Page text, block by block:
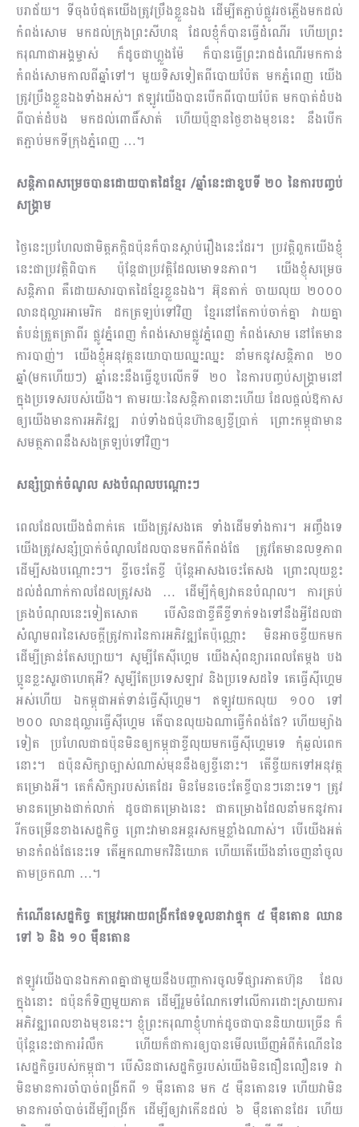
បរាជ័យ។ ទីចុងបំផុតយើងត្រូវប្រឹងខ្លួនឯង ដើម្បីតភ្ជាប់ផ្លូវរថភ្លើងមកដល់
កំពង់សោម មកដល់ក្រុងព្រះសីហនុ ដែលខ្ញុំក៏បានធ្វើដំណើរ ហើយព្រះ
ករុណាជាអង្គម្ចាស់ ក៏ដូចជាហ្លួងម៉ែ ក៏បានធ្វើព្រះរាជដំណើរមកកាន់
កំពង់សោមកាលពីឆ្នាំទៅ។ មួយទិសទៀតពីបោយប៉ែត មកភ្នំពេញ យើង
ត្រូវប្រឹងខ្លួនឯងទាំងអស់​។ ឥឡូវយើងបានបើកពីបោយប៉ែត មកបាត់ដំបង
ពីបាត់ដំបង មកដល់ពោធិ៍សាត់ ហើយប៉ុន្មានថ្ងៃខាងមុខនេះ នឹងបើក
តភ្ជាប់មកទីក្រុងភ្នំពេញ …។
សន្ដិភាពសម្រេចបានដោយបាតដៃខ្មែរ /ឆ្នាំនេះជាខួបទី ២០ នៃការបញ្ចប់
សង្គ្រាម
ថ្ងៃនេះប្រហែលជាមិត្តភក្តិជប៉ុនក៏បានស្តាប់រឿងនេះដែរ។ ប្រវត្តិពួកយើងខ្ញុំ
នេះជាប្រវត្តិពិបាក ប៉ុន្តែជាប្រវត្តិដែលមោទនភាព។ យើងខ្ញុំសម្រេច
សន្តិភាព គឺដោយសារបាតដៃខ្មែរខ្លួនឯង។ អ៊ុនតាក់ ចាយលុយ ២០០០
លានដុល្លារអាមេរិក ដកត្រឡប់ទៅវិញ ខ្មែរនៅតែកាប់ចាក់គ្នា វាយគ្នា
តំបន់ត្រួតត្រាពីរ ផ្លូវភ្នំពេញ កំពង់សោមផ្លូវភ្នំ​ពេញ កំពង់សោម នៅតែមាន
ការបាញ់។ យើងខ្ញុំអនុវត្តនយោបាយឈ្នះឈ្នះ នាំមកនូវសន្តិភាព ២០
ឆ្នាំ(មកហើយៗ) ឆ្នាំនេះនឹងធ្វើខួបលើកទី ២០ នៃការបញ្ចប់សង្គ្រាមនៅ
ក្នុងប្រទេសរបស់យើង។ តាមរយៈនៃសន្តិភាពនោះហើយ ដែលផ្តល់ឱកាស
ឲ្យយើងមានការអភិវឌ្ឍ រាប់ទាំងជប៉ុនហ៊ានឲ្យខ្ចីប្រាក់ ព្រោះកម្ពុជាមាន
សមត្ថភាពនឹងសងត្រឡប់ទៅវិញ។
សន្សំប្រាក់ចំណូល សងបំណុលបណ្តោះៗ
ពេលដែលយើងជំពាក់គេ យើងត្រូវសងគេ ទាំងដើមទាំងការ។ អញ្ចឹងទេ
យើងត្រូវសន្សំប្រាក់ចំណូលដែលបានមកពីកំពង់ផែ ត្រូវតែមានលទ្ធភាព
ដើម្បីសងបណ្តោះៗ។ ខ្ចីចេះតែខ្ចី ប៉ុន្តែអាសងចេះតែសង ព្រោះលុយខ្លះ
ដល់ដំណាក់កាលដែលត្រូវសង … ដើម្បីកុំឲ្យវាគនបំណុល។ ការគ្រប់
គ្រងបំណុលនេះទៀតសោត បើសិនជាខ្ចីគឺខ្ចីទាក់ទងទៅនឹងអ្វីដែលជា
សំណូមពរនៃសេចក្តីត្រូវការនៃការអភិវឌ្ឍតែប៉ុណ្ណោះ មិនអាចខ្ចីយកមក
ដើម្បីគ្រាន់តែសប្បាយ។ សូម្បីតែស៊ីហ្គេម យើងសុំពន្យារពេលតែម្តង បង
ប្អូនខ្លះសួរថាហេតុអី? សូម្បីតែប្រទេសឡាវ និងប្រទេសដទៃ គេធ្វើស៊ីហ្គេម
អស់ហើយ ឯកម្ពុជាអត់ទាន់ធ្វើស៊ីហ្គេម។ ឥឡូវយកលុយ ១០០ ទៅ
២០០ លានដុល្លារធ្វើស៊ីហ្គេម តើបានលុយឯណាធ្វើកំពង់ផែ? ហើយម្យ៉ាង
ទៀត ប្រហែលជាជប៉ុនមិនឲ្យកម្ពុជាខ្ចីលុយមកធ្វើស៊ីហ្គេមទេ កុំឆ្ងល់ពេក
នោះ។ ជប៉ុនសិក្សាច្បាស់ណាស់មុននឹងឲ្យខ្ចីនោះ។ តើខ្ចីយកទៅអនុវត្ត
គម្រោងអី។ គេក៏សិក្សារបស់គេដែរ មិនមែនចេះតែខ្ចីបានៗនោះទេ។ ត្រូវ
មានគម្រោងជាក់លាក់ ដូចជាគម្រោងនេះ ជាគម្រោងដែលនាំមកនូវការ
រីកចម្រើនខាងសេដ្ឋកិច្ច ព្រោះវាមានអន្តរសកម្មខ្លាំងណាស់។ បើយើងអត់
មានកំពង់ផែនេះទេ តើអ្នកណាមកវិនិយោគ ហើយតើយើងនាំចេញនាំចូល
តាមច្រកណា …។
កំណើនសេដ្ឋកិច្ច តម្រូវអោយពង្រីកផែទទួលនាវាផ្ទុក ៥ ម៉ឺនតោន ឈាន
ទៅ ៦ និង ១០​ ម៉ឺនតោន
ឥឡូវយើងបានឯកភាពគ្នាជាមួយនឹងបញ្ហាការចូលទីផ្សារភាគហ៊ុន ដែល
ក្នុងនោះ ជប៉ុនក៏ទិញមួយភាគ ដើម្បីរួមចំណែកទៅលើការដោះស្រាយការ
អភិវឌ្ឍពេលខាងមុខនេះ។ ខ្ញុំព្រះករុណាខ្ញុំហាក់ដូចជាបាននិយាយច្រើន ក៏
ប៉ុន្តែនេះជាការរំលឹក ហើយក៏ជាការឲ្យបានមើលឃើញអំពីកំណើននៃ
សេដ្ឋកិច្ចរបស់កម្ពុជា។ បើសិនជាសេដ្ឋកិច្ចរបស់យើងមិនជឿនលឿនទេ វា
មិនមានការចាំបាច់ពង្រីកពី ១ ម៉ឺនតោន មក ៥ ម៉ឺនតោនទេ ហើយវាមិន
មានការចាំបាច់ដើម្បីពង្រីក ដើម្បីឲ្យវាកើនដល់ ៦ ម៉ឺនតោនដែរ ហើយ